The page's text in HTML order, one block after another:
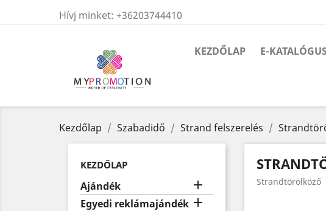
Hívj minket: +36203744410
KEZDŐLAP E-
Kezdőlap Szabadidő Strand felszerelés
KEZDŐLAP
Ajándék 
Egyedi reklámajándék 
Strandtörölköző